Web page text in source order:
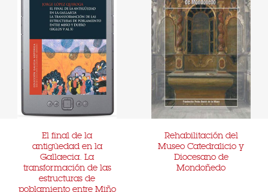
El final de la
antigüedad en la
Gallaecia. La
transformación de las
estructuras de
poblamiento entre Miño
Rehabilitación del
Museo Catedralicio y
Diocesano de
Mondoñedo